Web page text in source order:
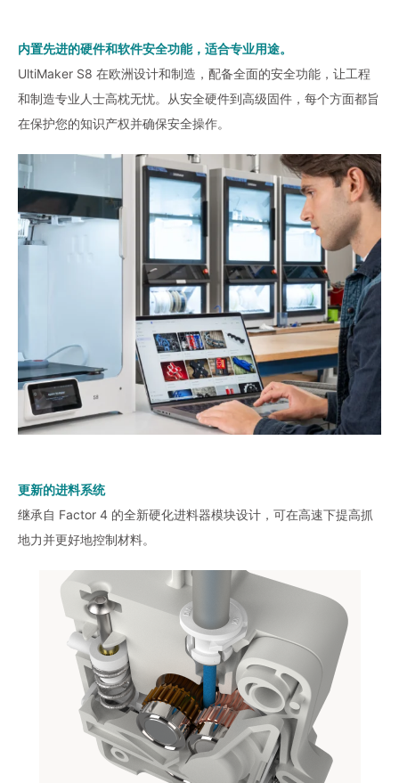
内置先进的硬件和软件安全功能，适合专业用途。
UltiMaker S8 在欧洲设计和制造，配备全面的安全功能，让工程
和制造专业人士高枕无忧。从安全硬件到高级固件，每个方面都旨
在保护您的知识产权并确保安全操作。
更新的进料系统
继承自 Factor 4 的全新硬化进料器模块设计，可在高速下提高抓
地力并更好地控制材料。